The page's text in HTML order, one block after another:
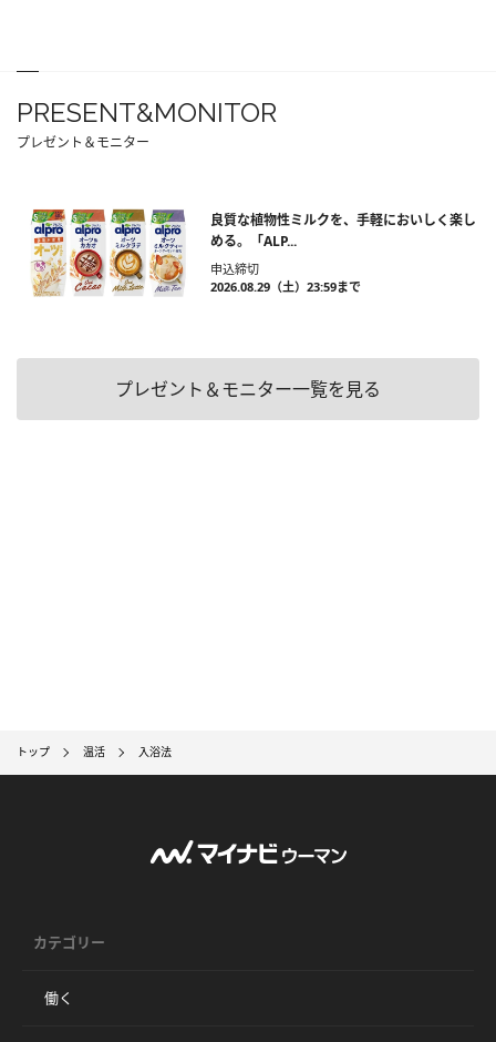
PRESENT&MONITOR
プレゼント＆モニター
良質な植物性ミルクを、手軽においしく楽し
める。「ALP...
申込締切
2026.08.29（土）23:59まで
プレゼント＆モニター一覧を見る
トップ 温活 入浴法
カテゴリー
働く